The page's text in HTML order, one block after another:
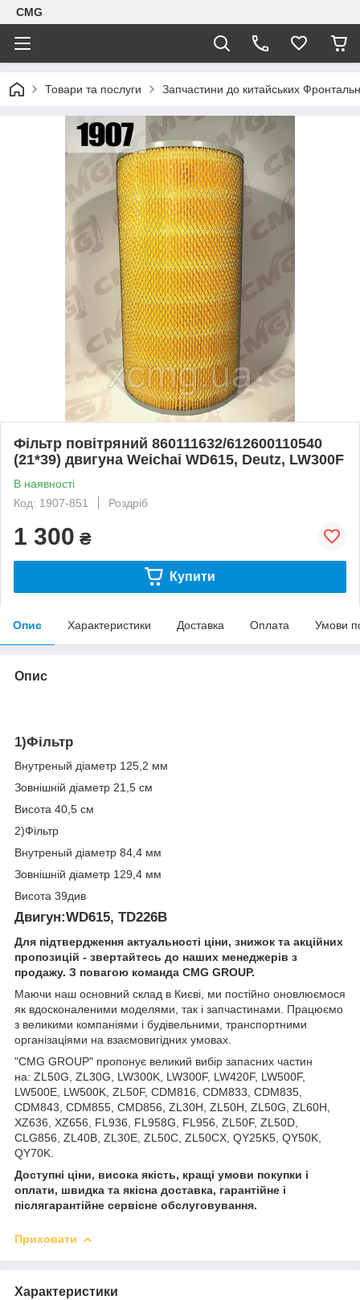
CMG
Товари та послуги Запчастини до китайських
Фільтр повітряний 860111632/612600110540
(21*39) двигуна Weichai WD615, Deutz, LW300F
В наявності
Код: 1907-851
Роздріб
1 300 ₴
Купити
Опис Характеристики Доставка Оплата Умови
Опис
1)Фільтр
Внутреный діаметр 125,2 мм
Зовнішній діаметр 21,5 см
Висота 40,5 см
2)Фільтр
Внутреный діаметр 84,4 мм
Зовнішній діаметр 129,4 мм
Висота 39див
Двигун:WD615, TD226B
Для підтвердження актуальності ціни, знижок та акційних
пропозицій - звертайтесь до наших менеджерів з
продажу. З повагою команда CMG GROUP.
Маючи наш основний склад в Києві, ми постійно оновлюємося
як вдосконаленими моделями, так і запчастинами. Працюємо
з великими компаніями і будівельними, транспортними
організаціями на взаємовигідних умовах.
"CMG GROUP" пропонує великий вибір запасних частин
на: ZL50G, ZL30G, LW300K, LW300F, LW420F, LW500F,
LW500E, LW500K, ZL50F, CDM816, CDM833, CDM835,
CDM843, CDM855, CMD856, ZL30H, ZL50H, ZL50G, ZL60H,
XZ636, XZ656, FL936, FL958G, FL956, ZL50F, ZL50D,
CLG856, ZL40B, ZL30E, ZL50C, ZL50CX, QY25K5, QY50K,
QY70K.
Доступні ціни, висока якість, кращі умови покупки і
оплати, швидка та якісна доставка, гарантійне і
післягарантійне сервісне обслуговування.
Приховати
Характеристики